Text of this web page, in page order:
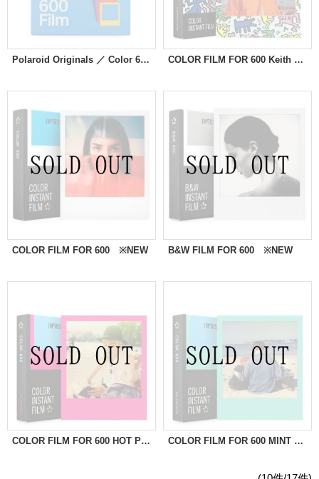
Polaroid Originals ／ Color 600 Film Color Frames ※NEW COLOR FILM FOR 600 Keith Haring Edition ※NEW
COLOR FILM FOR 600 ※NEW B&W FILM FOR 600 ※NEW
COLOR FILM FOR 600 HOT PINK FRAME ※NEW COLOR FILM FOR 600 MINT FRAME ※NEW